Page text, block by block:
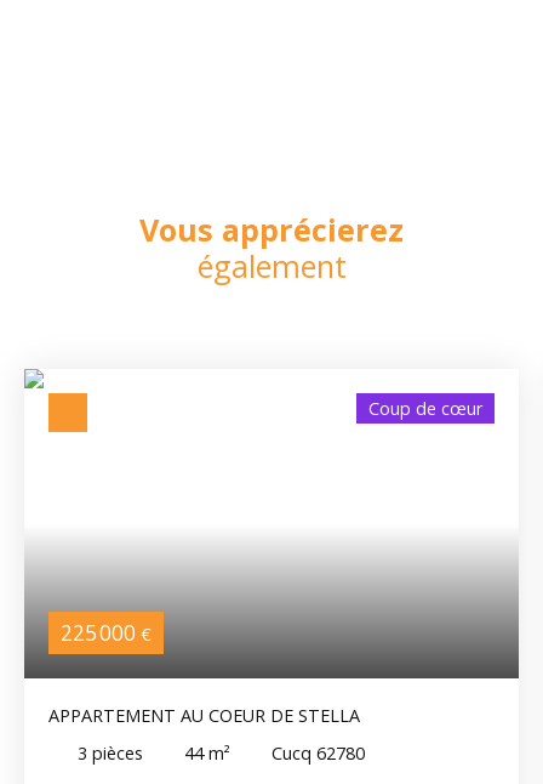
Vous apprécierez
également
225 000 €
Coup de cœur
APPARTEMENT AU COEUR DE STELLA
3 pièces 44m² Cucq 62780